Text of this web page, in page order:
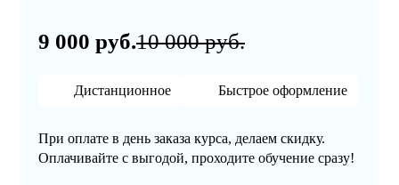
9 000 руб.10 000 руб.
Дистанционное Быстрое оформление
При оплате в день заказа курса, делаем скидку.
Оплачивайте с выгодой, проходите обучение сразу!